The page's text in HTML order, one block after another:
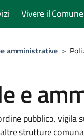
Vivere il Comune
amministrative >
e
pubblico, vigila
strutture